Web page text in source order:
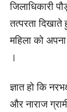
जिलाधिकारी
तत्परता दिखाते
महिला को अपना
।
ज्ञात हो कि
और नाराज